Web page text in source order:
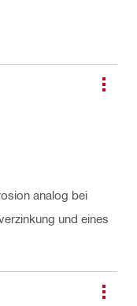
analog bei
und eines